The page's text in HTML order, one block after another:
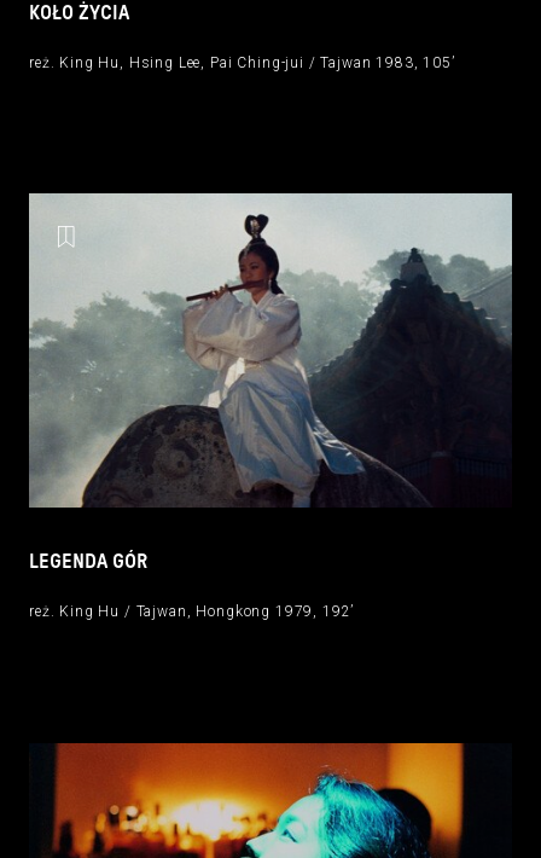
KOŁO ŻYCIA
reż. King Hu, Hsing Lee, Pai Ching-jui / Tajwan 1983, 105’
LEGENDA GÓR
reż. King Hu / Tajwan, Hongkong 1979, 192’